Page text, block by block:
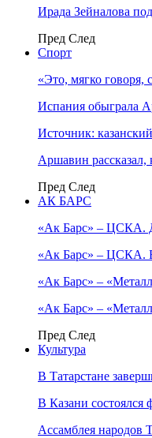
Ирада Зейналова
Пред След
Спорт
«Это, мягко говоря,
Испания обыграла
Источник:
Аршавин
Пред След
АК БАРС
«Ак Барс» – ЦСКА.
«Ак Барс» – ЦСКА.
«Ак Барс» –
«Ак Барс» –
Пред След
Культура
В Татарстане
В Казани
Ассамблея народов